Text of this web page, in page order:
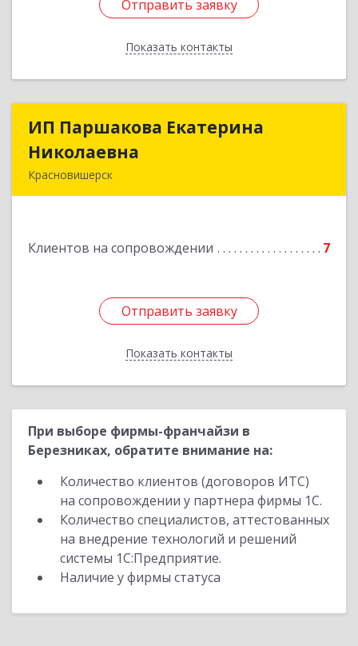
Отправить заявку
Показать контакты
Отправить заявку
Назад
ИП Паршакова Екатерина
Николаевна
Красновишерск
Клиентов на сопровождении 7
Отправить заявку
Показать контакты
ИП Паршакова Екатерина
Подробнее
Отправить заявку
Назад
При выборе фирмы-франчайзи в
Березниках, обратите внимание на:
Количество клиентов (договоров ИТС)
на сопровождении у партнера фирмы 1С.
Количество специалистов, аттестованных
на внедрение технологий и решений
системы 1С:Предприятие.
Наличие у фирмы статуса